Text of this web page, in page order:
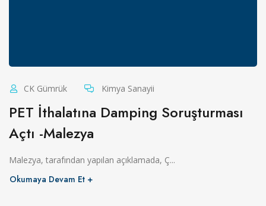
CK Gümrük Kimya Sanayii
PET İthalatına Damping Soruşturması
Açtı -Malezya
Malezya, tarafından yapılan açıklamada, Ç...
Okumaya Devam Et